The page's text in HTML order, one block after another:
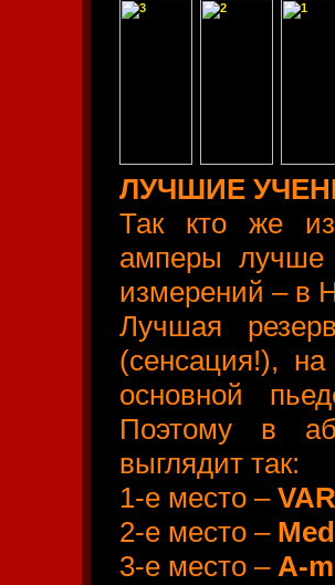
ЛУЧШИЕ
Так кто же
амперы лучше
измерений – в
Лучшая
(сенсация!),
основной
Поэтому в
выглядит так:
1-е место –
2-е место –
3-е место – А-